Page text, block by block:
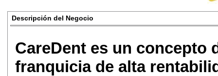
Descripción del Negocio
CareDent es un concepto
franquicia de alta